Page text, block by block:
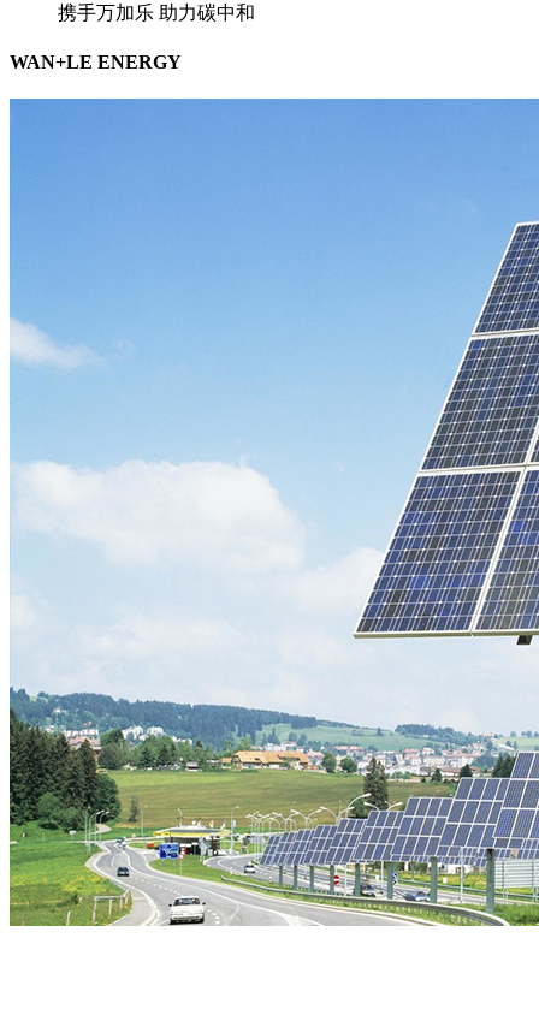
携手万加乐 助力碳中和
WAN+LE ENERGY